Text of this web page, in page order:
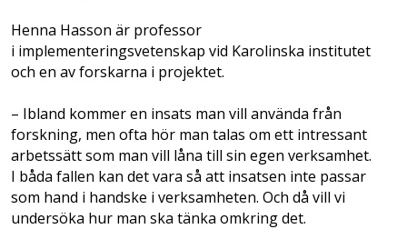
Henna Hasson är professor
i implementeringsvetenskap vid Karolinska institutet
och en av forskarna i projektet.
– Ibland kommer en insats man vill använda från
forskning, men ofta hör man talas om ett intressant
arbetssätt som man vill låna till sin egen verksamhet.
I båda fallen kan det vara så att insatsen inte passar
som hand i handske i verksamheten. Och då vill vi
undersöka hur man ska tänka omkring det.